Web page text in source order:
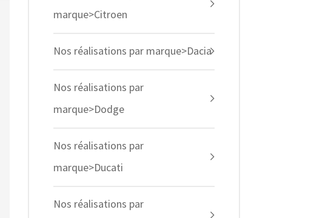
marque>Citroen
Nos réalisations par marque>Dacia
Nos réalisations par
marque>Dodge
Nos réalisations par
marque>Ducati
Nos réalisations par